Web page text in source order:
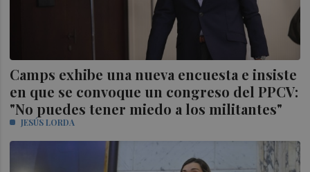
Camps exhibe una nueva encuesta e insiste
en que se convoque un congreso del PPCV:
"No puedes tener miedo a los militantes"
JESÚS LORDA